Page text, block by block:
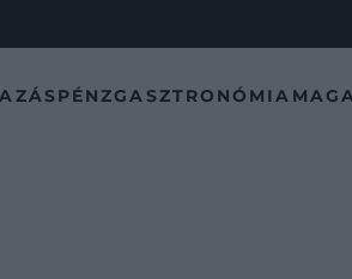
PÉNZGASZTRONÓMIA